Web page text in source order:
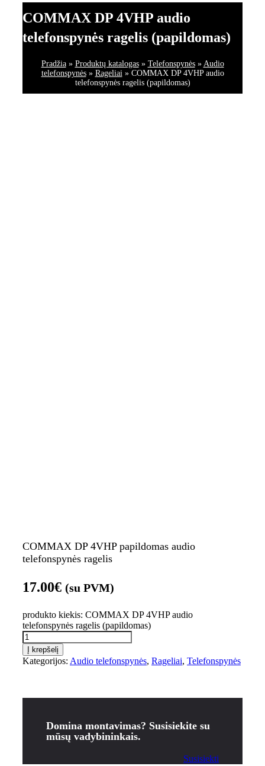
COMMAX DP 4VHP audio
telefonspynės ragelis (papildomas)
Pradžia» Produktų katalogas» Telefonspynės» Audio
telefonspynės» Rageliai» COMMAX DP 4VHP audio
telefonspynės ragelis (papildomas)
COMMAX DP 4VHP papildomas audio
telefonspynės ragelis
17.00€ (su PVM)
produkto kiekis: COMMAX DP 4VHP audio
telefonspynės ragelis (papildomas)
Į krepšelį
Kategorijos: Audio telefonspynės, Rageliai, Telefonspynės
Domina montavimas? Susisiekite su
mūsų vadybininkais.
Susisiekti